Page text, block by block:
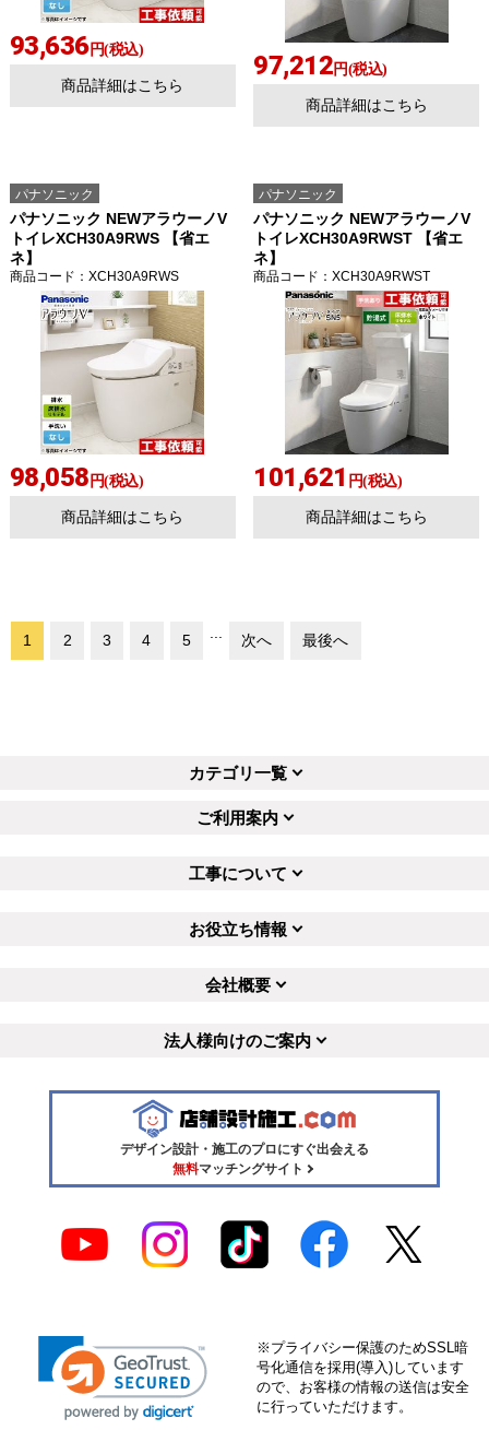
93,636円(税込)
商品詳細はこちら
97,212円(税込)
商品詳細はこちら
パナソニック
パナソニック NEWアラウーノV
トイレXCH30A9RWS 【省エ
ネ】
商品コード ：XCH30A9RWS
98,058 円(税込)
商品詳細はこちら
パナソニック
パナソニック NEWアラウーノV
トイレXCH30A9RWST 【省エ
ネ】
商品コード ：XCH30A9RWST
101,621 円(税込)
商品詳細はこちら
1 2 3 4 5 次へ 最後へ
カテゴリ一覧
ご利用案内
工事について
お役立ち情報
会社概要
法人様向けのご案内
デザイン設計・施工のプロにすぐ出会える
無料マッチングサイト
※プライバシー保護のためSSL暗
号化通信を採用(導入)しています
ので、お客様の情報の送信は安全
に行っていただけます。